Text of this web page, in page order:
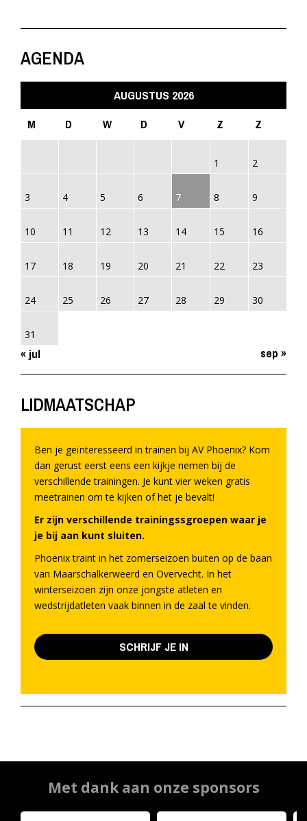
AGENDA
AUGUSTUS 2026
M
D W D V Z Z
1 2
3 4 5 6 7 8 9
10 11 12 13 14 15 16
17 18 19 20 21 22 23
24 25 26 27 28 29 30
31
« jul sep »
LIDMAATSCHAP
Ben je geïnteresseerd in trainen bij AV Phoenix? Kom
dan gerust eerst eens een kijkje nemen bij de
verschillende trainingen. Je kunt vier weken gratis
meetrainen om te kijken of het je bevalt!
Er zijn verschillende trainingssgroepen waar je
je bij aan kunt sluiten.
Phoenix traint in het zomerseizoen buiten op de baan
van Maarschalkerweerd en Overvecht. In het
winterseizoen zijn onze jongste atleten en
wedstrijdatleten vaak binnen in de zaal te vinden.
SCHRIJF JE IN
Met dank aan onze sponsors